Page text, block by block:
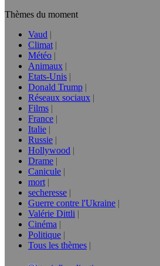
Thèmes du moment
Vaud
Climat
Météo
Animaux
Etats-Unis
Donald Trump
Réseaux sociaux
Films
France
Italie
Russie
Hollywood
Drame
Canicule
mort
secheresse
Guerre contre l'Ukraine
Valérie Dittli
Cinéma
Politique
Tous les thèmes